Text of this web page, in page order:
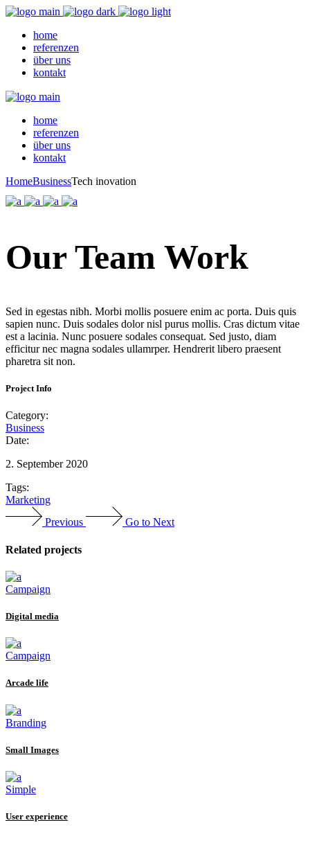
home
referenzen
über uns
kontakt
home
referenzen
über uns
kontakt
HomeBusinessTech inovation
Our Team Work
Sed in egestas nibh. Morbi mollis posuere enim ac porta. Duis quis
sapien nunc. Duis sodales dolor nisl purus mollis. Cras dictum vitae
est a lacinia. Nunc posuere sodales consequat. Sed justo, diam
efficitur nec magna sodales ullamrper. Hendrerit libero praesent
pharetra sit non.
Project Info
Category:
Business
Date:
2. September 2020
Tags:
Marketing
Previous
Go to Next
Related projects
Campaign
Digital media
Campaign
Arcade life
Branding
Small Images
Simple
User experience